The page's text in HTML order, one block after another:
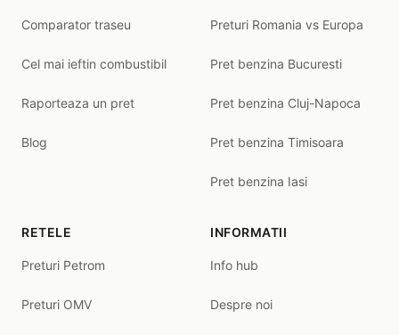
Comparator traseu
Cel mai ieftin combustibil
Raporteaza un pret
Blog
Preturi Romania vs Europa
Pret benzina Bucuresti
Pret benzina Cluj-Napoca
Pret benzina Timisoara
Pret benzina Iasi
RETELE
Preturi Petrom
Preturi OMV
INFORMATII
Info hub
Despre noi